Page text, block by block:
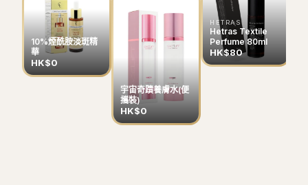
10%煙酰胺淡斑精
華
HK$0
宇宙奇蹟養膚水(便
攜裝)
HK$0
HETRAS
Hetras Textile
Perfume 80ml
HK$80